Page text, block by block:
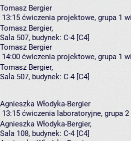
Tomasz Bergier
13:15 ćwiczenia projektowe, grupa 1
Tomasz Bergier,
Sala 507, budynek: C-4 [C4]
Tomasz Bergier
14:00 ćwiczenia projektowe, grupa 1
Tomasz Bergier,
Sala 507, budynek: C-4 [C4]
Agnieszka Włodyka-Bergier
13:15 ćwiczenia laboratoryjne, grupa 2
Agnieszka Włodyka-Bergier,
Sala 108, budynek: C-4 [C4]